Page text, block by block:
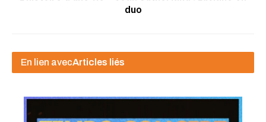
duo
En lien avecArticles liés